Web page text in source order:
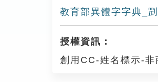
教育部異體字字典_㓻
授權資訊：
創用CC-姓名標示-